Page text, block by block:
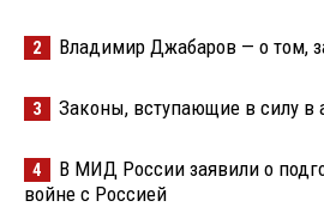
2 Владимир Джабаров — о том,
3 Законы, вступающие в силу в
4
В МИД России заявили о
войне с Россией